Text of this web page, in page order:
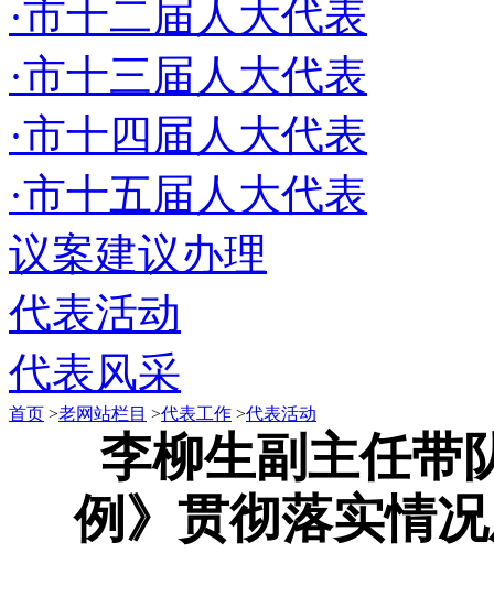
·市十二届人大代表
·市十三届人大代表
·市十四届人大代表
·市十五届人大代表
议案建议办理
代表活动
代表风采
首页 >老网站栏目 >代表工作 >代表活动
李柳生副主任带
例》贯彻落实情